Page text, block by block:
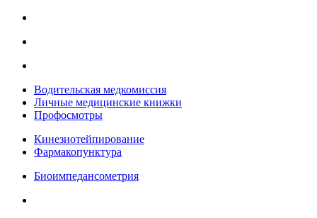
Водительская медкомиссия
Личные медицинские книжки
Профосмотры
Кинезиотейпирование
Фармакопунктура
Биоимпедансометрия